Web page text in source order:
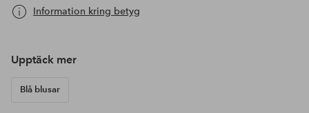
Information kring betyg
Upptäck mer
Blå blusar